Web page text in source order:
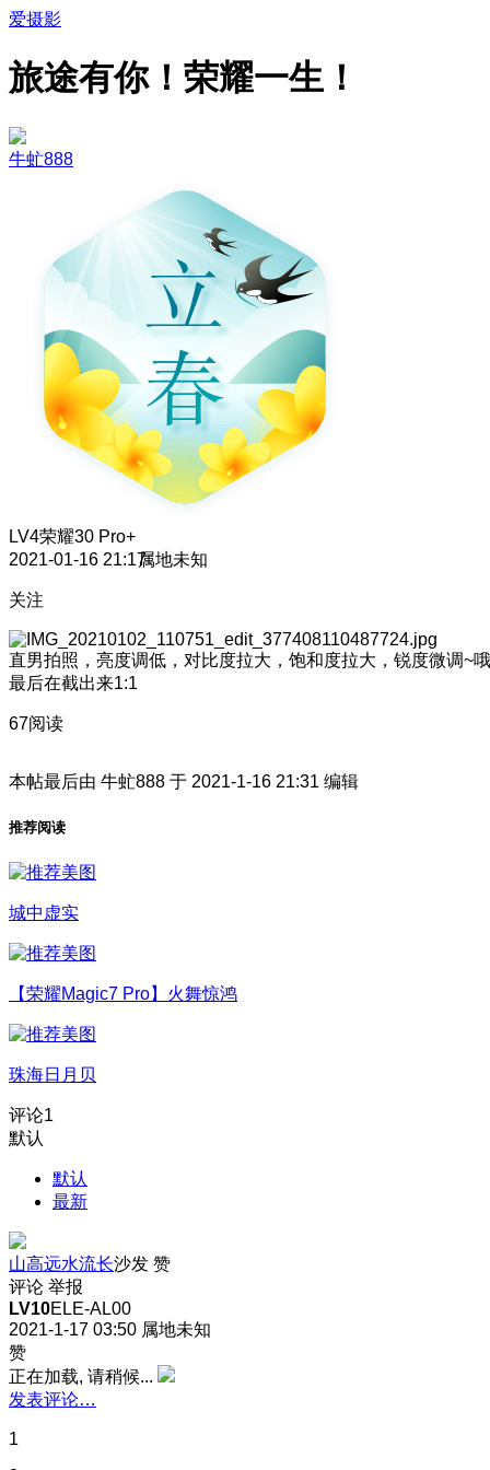
爱摄影
旅途有你！荣耀一生！
牛虻888
LV4荣耀30 Pro+
2021-01-16 21:17属地未知
关注
直男拍照，亮度调低，对比度拉大，饱和度拉大，锐度微调~哦
最后在截出来1:1
67阅读
本帖最后由 牛虻888 于 2021-1-16 21:31 编辑
推荐阅读
城中虚实
【荣耀Magic7 Pro】火舞惊鸿
珠海日月贝
评论1
默认
默认
最新
山高远水流长沙发 赞
评论 举报
LV10ELE-AL00
2021-1-17 03:50 属地未知
赞
正在加载, 请稍候...
发表评论…
1